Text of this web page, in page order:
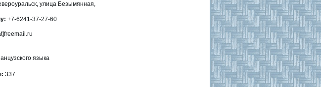
улица Безымянная,
+7-6241-37-27-60
языка
337